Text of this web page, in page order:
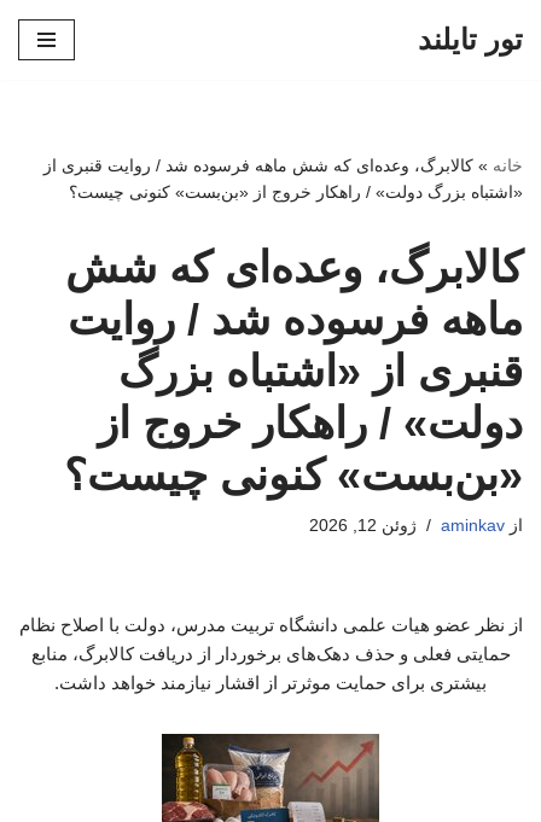
تور تایلند
خانه » کالابرگ، وعده‌ای که شش ماهه فرسوده شد / روایت قنبری از
«اشتباه بزرگ دولت» / راهکار خروج از «بن‌بست» کنونی چیست؟
کالابرگ، وعده‌ای که شش
ماهه فرسوده شد / روایت
قنبری از «اشتباه بزرگ
دولت» / راهکار خروج از
«بن‌بست» کنونی چیست؟
از aminkav ژوئن 12, 2026
از نظر عضو هیات علمی دانشگاه تربیت مدرس، دولت با اصلاح نظام
حمایتی فعلی و حذف دهک‌های برخوردار از دریافت کالابرگ، منابع
بیشتری برای حمایت موثرتر از اقشار نیازمند خواهد داشت.